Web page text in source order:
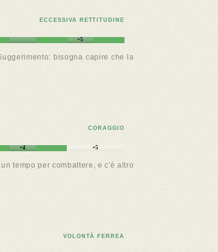
ECCESSIVA RETTITUDINE
+5
bisogna capire che la
CORAGGIO
+4 +5
tempo per combattere, e c'è altro
VOLONTÀ FERREA